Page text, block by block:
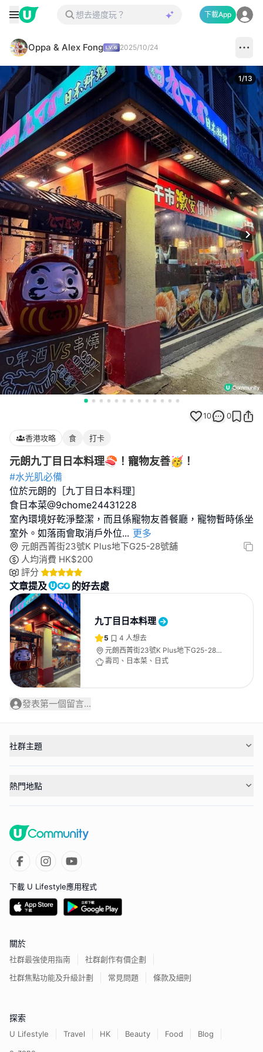
下載App
Oppa & Alex Fong 2025/10/24
1/13
10 0
香港攻略 食 打卡
元朗九丁目日本料理🍣！寵物友善🥳！
#水光肌必備
位於元朗的［九丁目日本料理］
食日本菜@9chome24431228
室內環境好乾淨整潔，而且係寵物友善餐廳，寵物暫時係坐
室外。如落雨會取消戶外位... 更多
元朗西菁街23號K Plus地下G25-28號舖
人均消費 HK$200
評分
文章提及 的好去處
九丁目日本料理
5 4 人想去
元朗西菁街23號K Plus地下G25-28號
舖
壽司、日本菜、日式
發表第一個留言...
社群主題
熱門地點
下載 U Lifestyle應用程式
關於
社群最強使用指南
社群創作有價企劃
社群焦點功能及升級計劃
常見問題 條款及細則
探索
U Lifestyle Travel HK Beauty Food
Blog